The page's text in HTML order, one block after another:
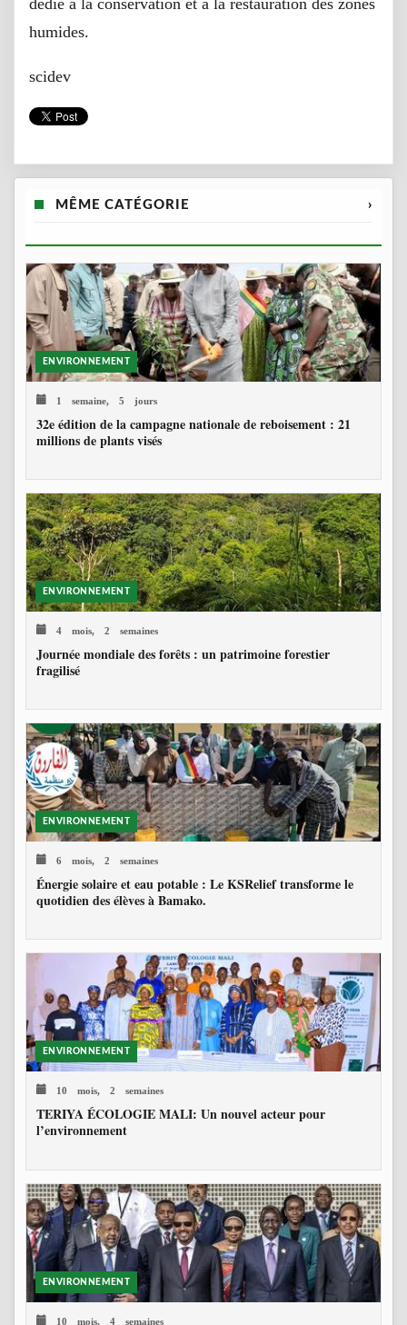
humides.
scidev
MÊME CATÉGORIE ›
ENVIRONNEMENT
1 semaine, 5 jours
32e édition de la campagne nationale de reboisement : 21
millions de plants visés
ENVIRONNEMENT
4 mois, 2 semaines
Journée mondiale des forêts : un patrimoine forestier
fragilisé
ENVIRONNEMENT
6 mois, 2 semaines
Énergie solaire et eau potable : Le KSRelief transforme le
quotidien des élèves à Bamako.
ENVIRONNEMENT
10 mois, 2 semaines
TERIYA ÉCOLOGIE MALI: Un nouvel acteur pour
l’environnement
ENVIRONNEMENT
10 mois, 4 semaines